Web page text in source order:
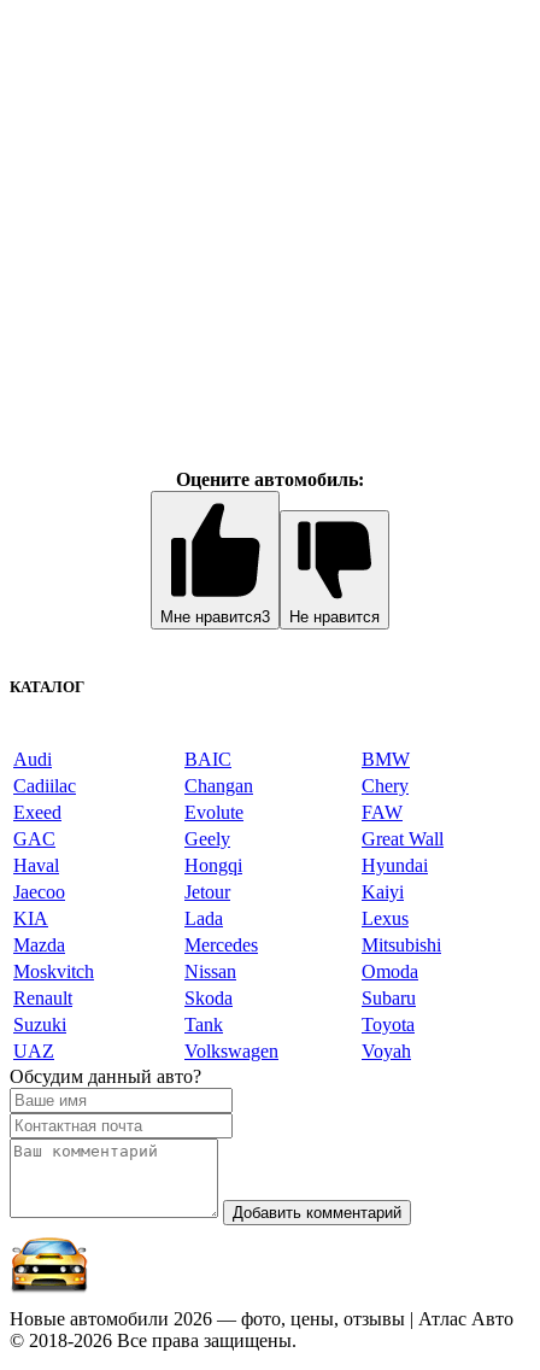
Оцените автомобиль:
Мне нравится3 Не нравится
КАТАЛОГ
Audi BAIC
BMW
Cadiilac
Changan
Chery
Exeed
Evolute
FAW
GAC
Geely
Great Wall
Haval
Hongqi
Hyundai
Jaecoo
Jetour
Kaiyi
KIA
Lada
Lexus
Mazda
Mercedes
Mitsubishi
Moskvitch
Nissan
Omoda
Renault
Skoda
Subaru
Suzuki
Tank
Toyota
UAZ
Volkswagen
Voyah
Обсудим данный авто?
Добавить комментарий
Новые автомобили 2026 — фото, цены, отзывы | Атлас Авто
© 2018-2026 Все права защищены.